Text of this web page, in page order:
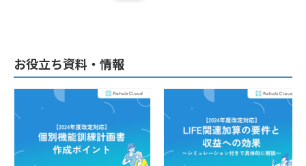
ー
シ
ン
お役立ち資料・情報